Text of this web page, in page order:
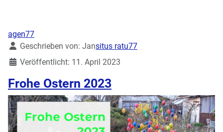
agen77
DetailsGeschrieben von: Jansitus ratu77
Veröffentlicht: 11. April 2023
Frohe Ostern 2023